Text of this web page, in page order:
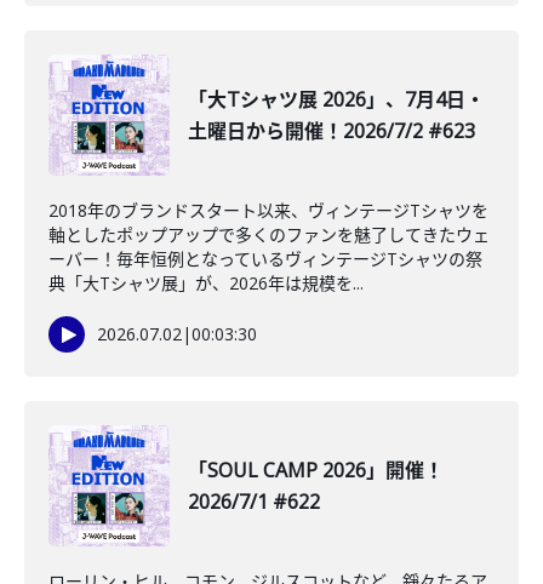
「大Tシャツ展 2026」、7月4日・
土曜日から開催！2026/7/2 #623
2018年のブランドスタート以来、ヴィンテージTシャツを
軸としたポップアップで多くのファンを魅了してきたウェ
ーバー！毎年恒例となっているヴィンテージTシャツの祭
典「大Tシャツ展」が、2026年は規模を...
2026.07.02|00:03:30
「SOUL CAMP 2026」開催！
2026/7/1 #622